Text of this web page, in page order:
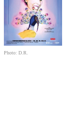
Photo: D.R.